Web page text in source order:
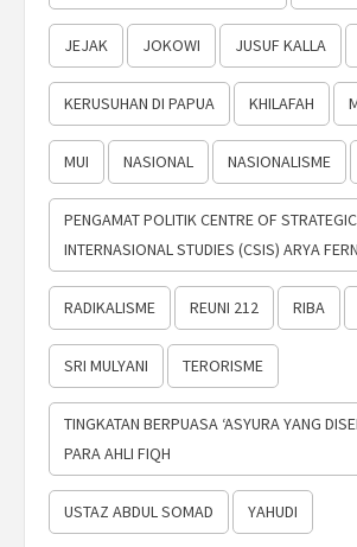
JEJAK JOKOWI JUSUF KALLA
KERUSUHAN DI PAPUA KHILAFAH
MUI NASIONAL NASIONALISME
PENGAMAT POLITIK CENTRE OF
INTERNASIONAL STUDIES (CSIS) ARYA
RADIKALISME REUNI 212 RIBA
SRI MULYANI TERORISME
TINGKATAN BERPUASA ‘ASYURA YANG
PARA AHLI FIQH
USTAZ ABDUL SOMAD YAHUDI